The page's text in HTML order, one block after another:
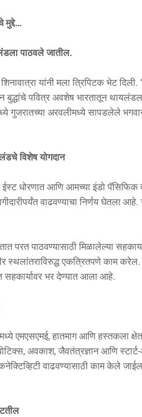
मुद्दे…
पाठवले जातील.
यांनी मला त्रिपिटक भेट दिली.
बुद्धांचे पवित्र अवशेष भारतातून
गुजरातच्या अरवलीमध्ये सापडलेले
विशेष योगदान
ईस्ट धोरणात आणि आमच्या इंडो
वाढवण्याचा निर्णय घेतला आहे.
परत पाठवण्यासाठी मिळालेल्या
स्थलांतराविरुद्ध एकत्रितपणे काम
सहकार्यावर भर देण्यात आला आहे.
एमएसएमई, हातमाग आणि हस्तकला
अवकाश, जैवतंत्रज्ञान आणि
वाढवण्यासाठी काम केले जाईल.